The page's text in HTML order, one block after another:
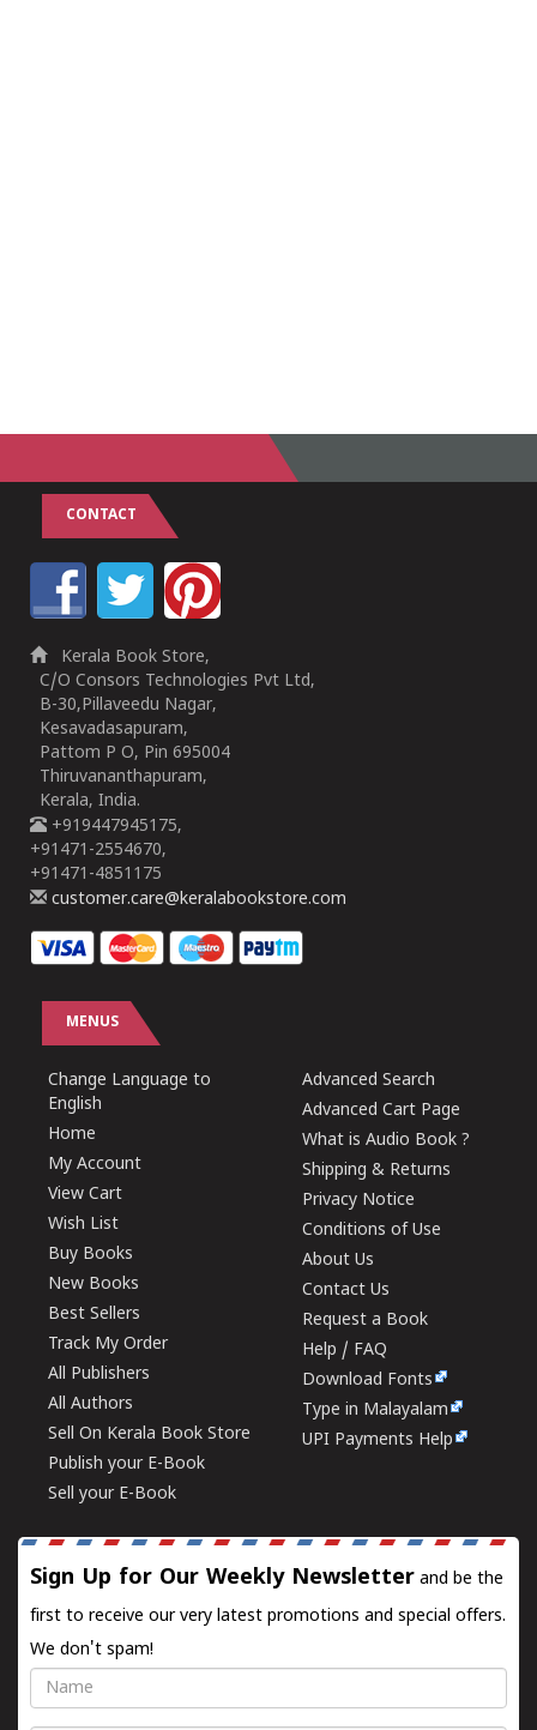
CONTACT
Kerala Book Store,
C/O Consors Technologies Pvt Ltd,
B-30,Pillaveedu Nagar,
Kesavadasapuram,
Pattom P O, Pin 695004
Thiruvananthapuram,
Kerala, India.
+919447945175,
+91471-2554670,
+91471-4851175
customer.care@keralabookstore.com
MENUS
Change Language to
English
Home
My Account
View Cart
Wish List
Buy Books
New Books
Best Sellers
Track My Order
All Publishers
All Authors
Sell On Kerala Book Store
Publish your E-Book
Sell your E-Book
Advanced Search
Advanced Cart Page
What is Audio Book ?
Shipping & Returns
Privacy Notice
Conditions of Use
About Us
Contact Us
Request a Book
Help / FAQ
Download Fonts
Type in Malayalam
UPI Payments Help
Sign Up for Our Weekly Newsletter and be the
first to receive our very latest promotions and special offers.
We don't spam!
Name